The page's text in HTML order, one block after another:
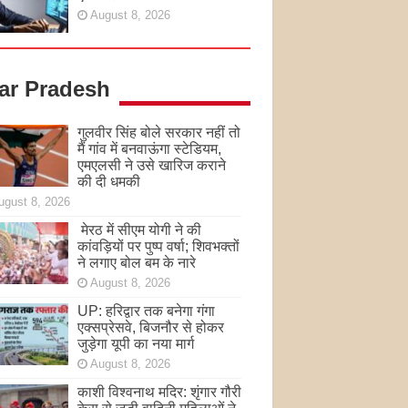
August 8, 2026
Pradesh
गुलवीर सिंह बोले सरकार नहीं तो
मैं गांव में बनवाऊंगा स्टेडियम,
एमएलसी ने उसे खारिज कराने
की दी धमकी
8, 2026
मेरठ में सीएम योगी ने की
कांवड़ियों पर पुष्प वर्षा; शिवभक्तों
ने लगाए बोल बम के नारे
August 8, 2026
UP: हरिद्वार तक बनेगा गंगा
एक्सप्रेसवे, बिजनौर से होकर
जुड़ेगा यूपी का नया मार्ग
August 8, 2026
काशी विश्वनाथ मदिर: शृंगार गौरी